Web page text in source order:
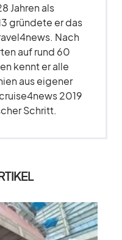
Jahren als
gründete er das
Nach
auf rund 60
kennt er alle
aus eigener
2019
Schritt.